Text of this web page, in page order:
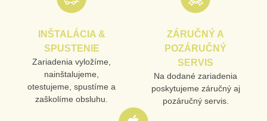
INŠTALÁCIA &
SPUSTENIE
Zariadenia vyložíme,
nainštalujeme,
otestujeme, spustíme a
zaškolíme obsluhu.
ZÁRUČNÝ A
POZÁRUČNÝ
SERVIS
Na dodané zariadenia
poskytujeme záručný aj
pozáručný servis.